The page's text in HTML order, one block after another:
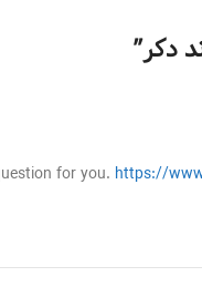
دکر”
for you. https://